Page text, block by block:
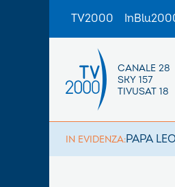
TV2000
CANALE 28
SKY 157
TIVUSAT 18
IN EVIDENZA:PAPA